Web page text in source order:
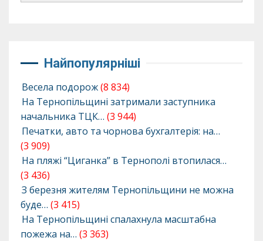
Найпопулярніші
Весела подорож(8 834)
На Тернопільщині затримали заступника
начальника ТЦК… (3 944)
Печатки, авто та чорнова бухгалтерія: на…
(3 909)
На пляжі “Циганка” в Тернополі втопилася…
(3 436)
З березня жителям Тернопільщини не можна
буде… (3 415)
На Тернопільщині спалахнула масштабна
пожежа на… (3 363)